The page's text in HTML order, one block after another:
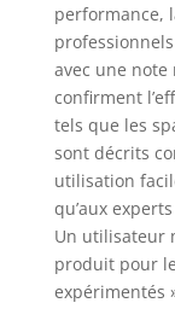
performance,
avec une note
confirment
tels que les
sont décrits
utilisation
qu’aux
Un utilisateur
produit pour
expérimentés